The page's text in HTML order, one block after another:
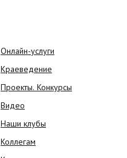
Онлайн-услуги
Краеведение
Проекты. Конкурсы
Видео
Наши клубы
Коллегам